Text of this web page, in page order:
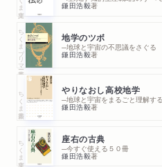
第Ⅲ部 合理的なアウトプット術
第7章 作文力獲得のツボ
短期間でモノにできる！／まず「
和訳」から始めよう／動詞の言い
書の使いどころ／英作文は「英借
「英文のストック」を増やす／実
鎌田浩毅著
ちくまプリマー新書 地学のツボ
─地球と宇宙の不思議をさぐる
鎌田浩毅著
ちくま新書 やりなおし高校地学
─地球と宇宙をまるごと理解する
鎌田浩毅著
ちくま文庫 座右の古典
─今すぐ使える５０冊
鎌田浩毅著